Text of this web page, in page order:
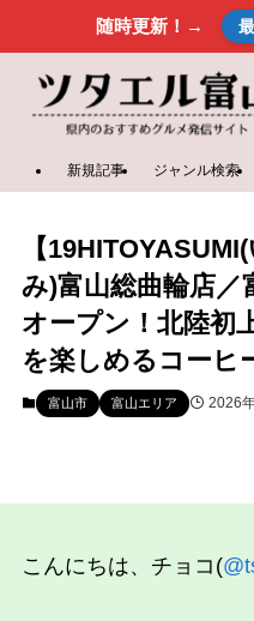
随時更新！→
新規記事 ジャンル検索
【
み)富山総曲輪店／
オープン！北陸初
を楽しめるコーヒ
富山市 富山エリア 2026
こんにちは、チョコ(